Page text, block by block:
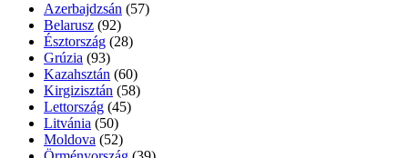
Azerbajdzsán (57)
Belarusz (92)
Észtország (28)
Grúzia (93)
Kazahsztán (60)
Kirgizisztán (58)
Lettország (45)
Litvánia (50)
Moldova (52)